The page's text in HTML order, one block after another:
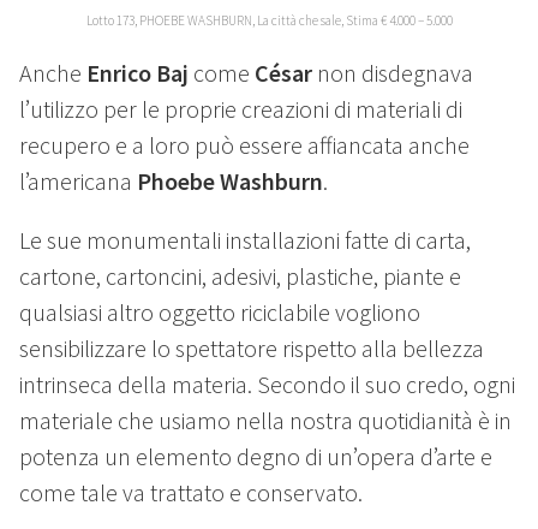
Lotto 173, PHOEBE WASHBURN, La città che sale, Stima € 4.000 – 5.000
Anche Enrico Baj come César non disdegnava
l’utilizzo per le proprie creazioni di materiali di
recupero e a loro può essere affiancata anche
l’americana Phoebe Washburn.
Le sue monumentali installazioni fatte di carta,
cartone, cartoncini, adesivi, plastiche, piante e
qualsiasi altro oggetto riciclabile vogliono
sensibilizzare lo spettatore rispetto alla bellezza
intrinseca della materia. Secondo il suo credo, ogni
materiale che usiamo nella nostra quotidianità è in
potenza un elemento degno di un’opera d’arte e
come tale va trattato e conservato.